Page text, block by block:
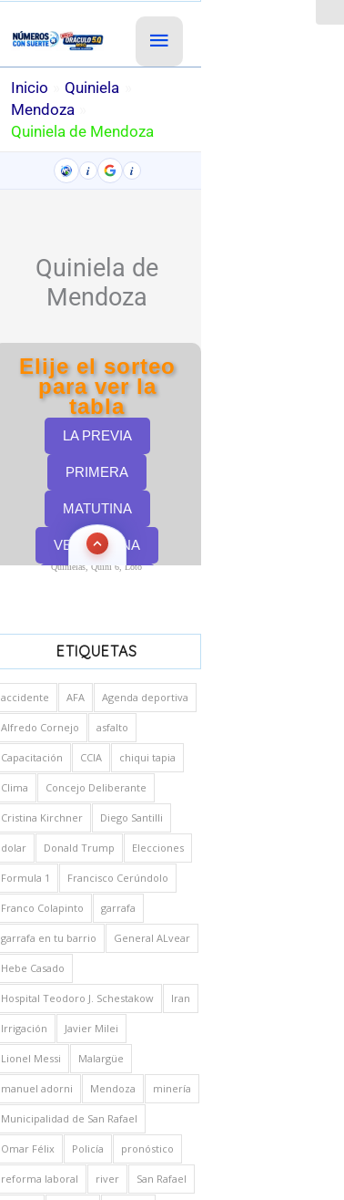
Quinielas, Quini 6, Loto
ETIQUETAS
accidente AFA Agenda deportiva
Alfredo Cornejo asfalto
Capacitación CCIA chiqui tapia
Clima Concejo Deliberante
Cristina Kirchner Diego Santilli
dolar Donald Trump Elecciones
Formula 1 Francisco Cerúndolo
Franco Colapinto garrafa
garrafa en tu barrio General ALvear
Hebe Casado
Hospital Teodoro J. Schestakow Iran
Irrigación Javier Milei
Lionel Messi Malargüe
manuel adorni Mendoza minería
Municipalidad de San Rafael
Omar Félix Policía pronóstico
reforma laboral river San Rafael